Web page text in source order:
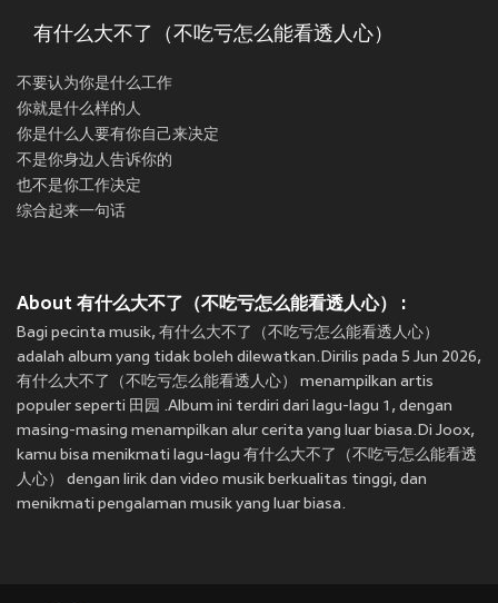
有什么大不了（不吃亏怎么能看透人心）
不要认为你是什么工作
你就是什么样的人
你是什么人要有你自己来决定
不是你身边人告诉你的
也不是你工作决定
综合起来一句话
About 有什么大不了（不吃亏怎么能看透人心） :
Bagi pecinta musik, 有什么大不了（不吃亏怎么能看透人心）
adalah album yang tidak boleh dilewatkan.Dirilis pada 5 Jun 2026,
有什么大不了（不吃亏怎么能看透人心） menampilkan artis
populer seperti 田园 .Album ini terdiri dari lagu-lagu 1, dengan
masing-masing menampilkan alur cerita yang luar biasa.Di Joox,
kamu bisa menikmati lagu-lagu 有什么大不了（不吃亏怎么能看透
人心） dengan lirik dan video musik berkualitas tinggi, dan
menikmati pengalaman musik yang luar biasa.